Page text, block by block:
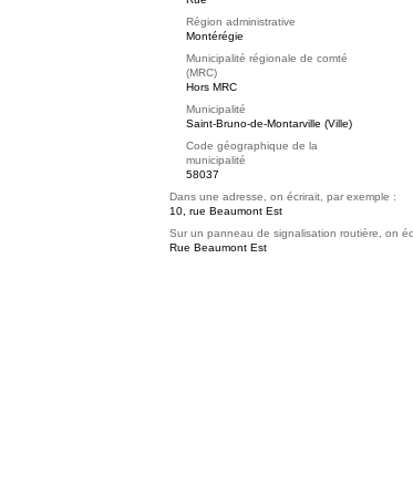
Région administrative
Montérégie
Municipalité régionale de comté
(MRC)
Hors MRC
Municipalité
Saint-Bruno-de-Montarville (Ville)
Code géographique de la
municipalité
58037
Dans une adresse, on écrirait, par exemple :
10, rue Beaumont Est
Sur un panneau de signalisation routière, on
Rue Beaumont Est